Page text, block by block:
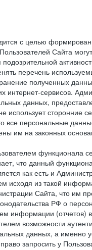
с целью
Сайта
перечень
полученных
интернет-сервисов.
данных,
использует
все персональные
им на законных
функционала
что данный
как есть и
исходя из такой
Сайта, что им
РФ о
информации (отчетов)
возможности
данных, а именно
запросить у